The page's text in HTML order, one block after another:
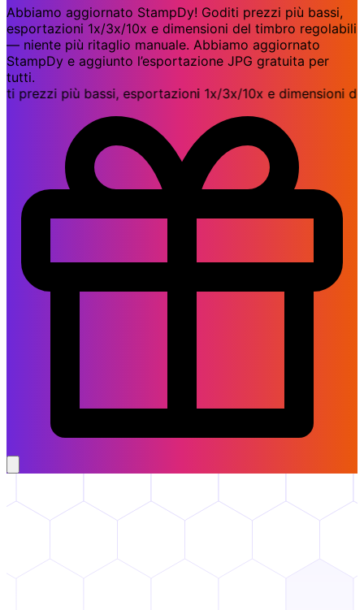
Abbiamo aggiornato StampDy! Goditi prezzi più bassi,
esportazioni 1x/3x/10x e dimensioni del timbro regolabili
— niente più ritaglio manuale. Abbiamo aggiornato
StampDy e aggiunto l’esportazione JPG gratuita per
tutti.
più bassi, esportazioni 1x/3x/10x e dimensioni